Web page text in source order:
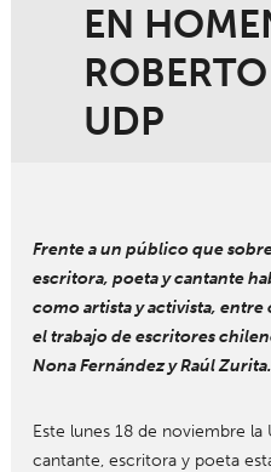
EN
UDP
Frente a un público que
escritora, poeta y cantante
como artista y activista, entre
el trabajo de escritores
Nona Fernández y Raúl Zurita.
Este lunes 18 de noviembre la
cantante, escritora y poeta